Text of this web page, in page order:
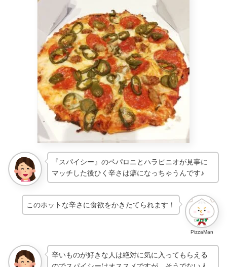
『スパイシー』のペパロニとハラピニオが見事に
マッチした後ひく辛さは癖になっちゃうんです♪
PizzaMan
このホットな辛さに食欲をかきたてられます！
辛いものが好きな人は絶対に気に入ってもらえる